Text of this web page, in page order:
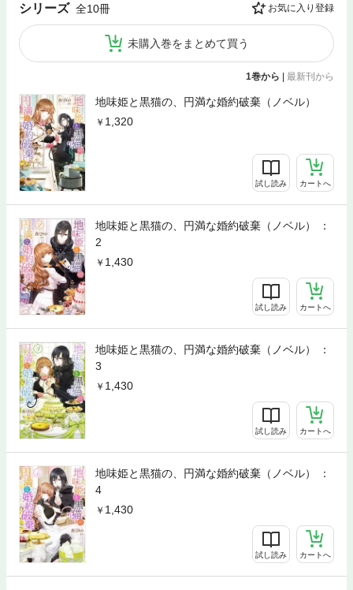
シリーズ 全10冊 お気に入り登録
未購入巻をまとめて買う
1巻から | 最新刊から
地味姫と黒猫の、円満な婚約破棄（ノベル）
1,320
試し読み カートへ
地味姫と黒猫の、円満な婚約破棄（ノベル） ：
2
1,430
試し読み カートへ
地味姫と黒猫の、円満な婚約破棄（ノベル） ：
3
1,430
試し読み カートへ
地味姫と黒猫の、円満な婚約破棄（ノベル） ：
4
1,430
試し読み カートへ